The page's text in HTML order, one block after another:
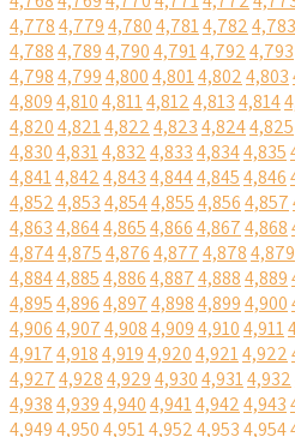
4,7784,7794,7804,7814,7824,783
4,7884,7894,7904,7914,7924,793
4,7984,7994,8004,8014,8024,803
4,8094,8104,8114,8124,8134,814
4,8204,8214,8224,8234,8244,825
4,8304,8314,8324,8334,8344,835
4,8414,8424,8434,8444,8454,846
4,8524,8534,8544,8554,8564,857
4,8634,8644,8654,8664,8674,868
4,8744,8754,8764,8774,8784,879
4,8844,8854,8864,8874,8884,889
4,8954,8964,8974,8984,8994,900
4,9064,9074,9084,9094,9104,911
4,9174,9184,9194,9204,9214,922
4,9274,9284,9294,9304,9314,932
4,9384,9394,9404,9414,9424,943
4,9494,9504,9514,9524,9534,954